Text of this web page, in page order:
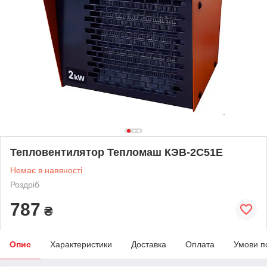
Тепловентилятор Тепломаш КЭВ-2С51Е
Немає в наявності
Роздріб
787 ₴
Опис Характеристики Доставка Оплата Умови